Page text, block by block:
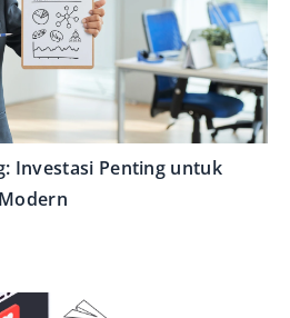
Investasi Penting untuk